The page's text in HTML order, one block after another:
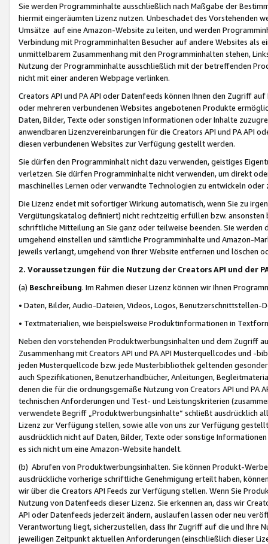
Sie werden Programminhalte ausschließlich nach Maßgabe der
hiermit eingeräumten Lizenz nutzen. Unbeschadet des Vorstehenden
Umsätze auf eine Amazon-Website zu leiten, und werden
Verbindung mit Programminhalten Besucher auf andere Websites als
unmittelbarem Zusammenhang mit den Programminhalten stehen,
Nutzung der Programminhalte ausschließlich mit der betreffenden
nicht mit einer anderen Webpage verlinken.
Creators API und PA API oder Datenfeeds können Ihnen den Zugriff
oder mehreren verbundenen Websites angebotenen Produkte
Daten, Bilder, Texte oder sonstigen Informationen oder Inhalte
anwendbaren Lizenzvereinbarungen für die Creators API und PA API
diesen verbundenen Websites zur Verfügung gestellt werden.
Sie dürfen den Programminhalt nicht dazu verwenden, geistiges
verletzen. Sie dürfen Programminhalte nicht verwenden, um direkt
maschinelles Lernen oder verwandte Technologien zu entwickeln
Die Lizenz endet mit sofortiger Wirkung automatisch, wenn Sie zu
Vergütungskatalog definiert) nicht rechtzeitig erfüllen bzw. ansonsten
schriftliche Mitteilung an Sie ganz oder teilweise beenden. Sie werden
umgehend einstellen und sämtliche Programminhalte und Amazon-
jeweils verlangt, umgehend von Ihrer Website entfernen und löschen
2. Voraussetzungen für die Nutzung der Creators API und der
(a) Beschreibung. Im Rahmen dieser Lizenz können wir Ihnen
• Daten, Bilder, Audio-Dateien, Videos, Logos, Benutzerschnittstellen-
• Textmaterialien, wie beispielsweise Produktinformationen in
Neben den vorstehenden Produktwerbungsinhalten und dem Zugriff
Zusammenhang mit Creators API und PA API Musterquellcodes und
jeden Musterquellcode bzw. jede Musterbibliothek geltenden
auch Spezifikationen, Benutzerhandbücher, Anleitungen,
denen die für die ordnungsgemäße Nutzung von Creators API und PA
technischen Anforderungen und Test- und Leistungskriterien
verwendete Begriff „Produktwerbungsinhalte“ schließt ausdrücklich
Lizenz zur Verfügung stellen, sowie alle von uns zur Verfügung
ausdrücklich nicht auf Daten, Bilder, Texte oder sonstige
es sich nicht um eine Amazon-Website handelt.
(b) Abrufen von Produktwerbungsinhalten. Sie können Produkt-
ausdrückliche vorherige schriftliche Genehmigung erteilt haben,
wir über die Creators API Feeds zur Verfügung stellen. Wenn Sie
Nutzung von Datenfeeds dieser Lizenz. Sie erkennen an, dass wir
API oder Datenfeeds jederzeit ändern, auslaufen lassen oder neu
Verantwortung liegt, sicherzustellen, dass Ihr Zugriff auf die und Ihre
jeweiligen Zeitpunkt aktuellen Anforderungen (einschließlich dieser